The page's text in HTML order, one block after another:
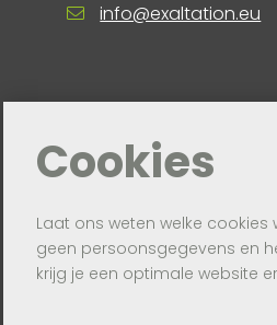
Cookies
Laat ons weten welke
geen persoonsgegevens en
krijg je een optimale website
info@exaltation.eu